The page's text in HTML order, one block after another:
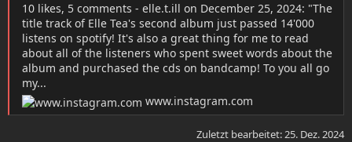
10 likes, 5 comments - elle.t.ill on December 25, 2024: "The
title track of Elle Tea's second album just passed 14'000
listens on spotify! It's also a great thing for me to read
about all of the listeners who spent sweet words about the
album and purchased the cds on bandcamp! To you all go
my...
www.instagram.com
Zuletzt bearbeitet:25. Dez. 2024